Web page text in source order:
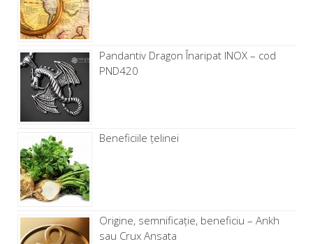
Pandantiv Dragon Înaripat INOX – cod
PND420
Beneficiile țelinei
Origine, semnificație, beneficiu – Ankh
sau Crux Ansata